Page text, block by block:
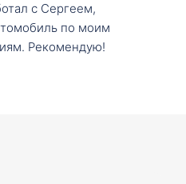
с Сергеем,
по моим
Рекомендую!